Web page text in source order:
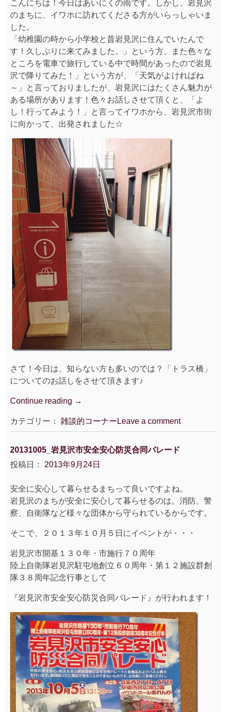
こんにちは！今日はあいにくの雨です。しかし、岩見沢
のまちに、イワホに訪れてくださる方がいらっしゃいま
した。
「幼稚園の時から小学校と昔岩見沢に住んでいたんで
す！久しぶりに来てみました。」という方、また色々な
ところを電車で旅行している中で時間があったので岩見
沢で降りてみた！」という方が、「天気がよければね
～」と言っておりましたが、岩見沢にはたくさん魅力が
ある場所があります！色々お話しさせて頂くと、「よ
し！行ってみよう！」と言ってイワホから、岩見沢市街
に向かって、出発されました☆
さて！今日は、知らない方も多いのでは？「トラス橋」
についてのお話しをさせて頂きます♪
Continue reading “ト
ス
→
カテゴリー： 雑談的コーナー Leave a comment
20131005_岩見沢市安全安心防災合同パレード
投稿日： 2013年9月24日
安全に安心して暮らせるまちって良いですよね。
岩見沢のまちが安全に安心して暮らせるのは。消防、警
察、自衛隊など様々な団体から守られているからです。
そこで、２０１３年１０月５日にイベントが・・・
岩見沢市開基１３０年・市施行７０周年
陸上自衛隊岩見沢駐屯地創立６０周年・第１２施設群創
隊３８周年記念行事として
『岩見沢市安全安心防災合同パレード』が行われます！